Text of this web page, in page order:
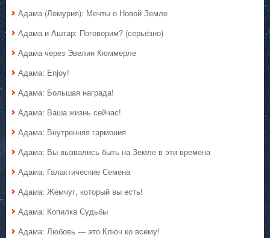
Адама (Лемурия): Мечты о Новой Земле
Адама и Аштар: Поговорим? (серьёзно)
Адама через Эвелин Кюммерле
Адама: Enjoy!
Адама: Большая награда!
Адама: Ваша жизнь сейчас!
Адама: Внутренняя гармония
Адама: Вы вызвались быть на Земле в эти времена
Адама: Галактические Семена
Адама: Жемчуг, который вы есть!
Адама: Копилка Судьбы
Адама: Любовь — это Ключ ко всему!